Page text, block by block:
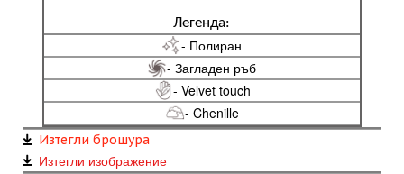
Легенда:
- Полиран
- Загладен ръб
- Velvet touch
- Chenille
Изтегли брошура
Изтегли изображение